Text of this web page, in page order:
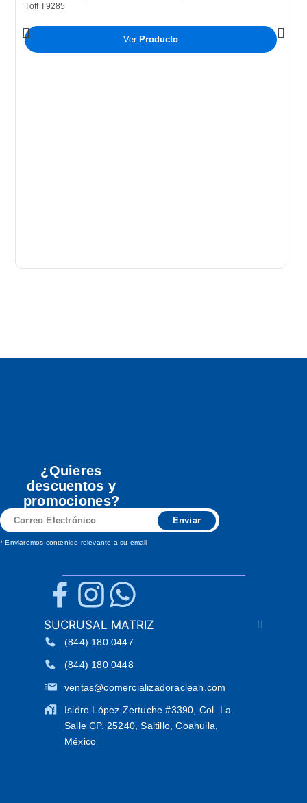
Toff T9285
Ver Producto
¿Quieres
descuentos y
promociones?
Correo
Electrónico
Enviar
* Enviaremos contenido relevante a su email
SUCRUSAL MATRIZ
(844) 180 0447
(844) 180 0448
ventas@comercializadoraclean.com
Isidro López Zertuche #3390, Col. La
Salle CP. 25240, Saltillo, Coahuila,
México